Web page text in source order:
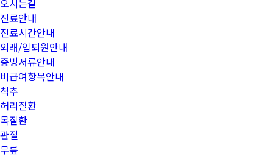
오시는길
진료안내
진료시간안내
외래/입퇴원안내
증빙서류안내
비급여항목안내
척추
허리질환
목질환
관절
무릎